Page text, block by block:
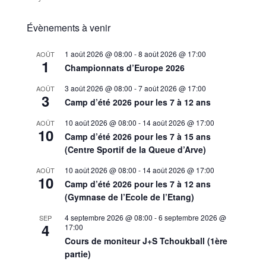
Évènements à venir
AOÛT
1
1 août 2026 @ 08:00 -8 août 2026 @ 17:00
Championnats d’Europe 2026
AOÛT
3
3 août 2026 @ 08:00 -7 août 2026 @ 17:00
Camp d’été 2026 pour les 7 à 12 ans
AOÛT
10
10 août 2026 @ 08:00 - 14 août 2026 @ 17:00
Camp d’été 2026 pour les 7 à 15 ans
(Centre Sportif de la Queue d’Arve)
AOÛT
10
10 août 2026 @ 08:00 - 14 août 2026 @ 17:00
Camp d’été 2026 pour les 7 à 12 ans
(Gymnase de l’Ecole de l’Etang)
SEP
4
4 septembre 2026 @ 08:00 -6 septembre 2026 @
17:00
Cours de moniteur J+S Tchoukball (1ère
partie)